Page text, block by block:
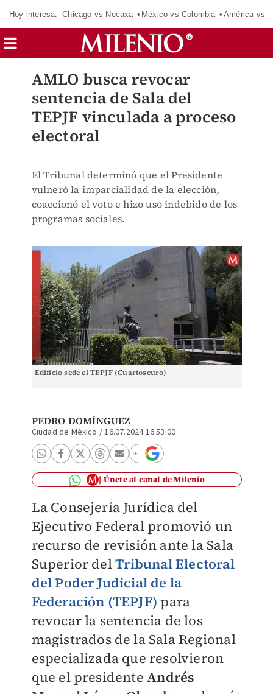
Hoy interesa: Chicago vs Necaxa México vs Colombia América vs
AMLO busca revocar
sentencia de Sala del
TEPJF vinculada a proceso
electoral
El Tribunal determinó que el Presidente
vulneró la imparcialidad de la elección,
coaccionó el voto e hizo uso indebido de los
programas sociales.
Edificio sede el TEPJF (Cuartoscuro)
PEDRO DOMÍNGUEZ
Ciudad de Mèxico /16.07.2024 16:53:00
Únete al canal de Milenio
La Consejería Jurídica del
Ejecutivo Federal promovió un
recurso de revisión ante la Sala
Superior delTribunal Electoral
del Poder Judicial de la
Federación (TEPJF) para
revocar la sentencia de los
magistrados de la Sala Regional
especializada que resolvieron
que el presidenteAndrés